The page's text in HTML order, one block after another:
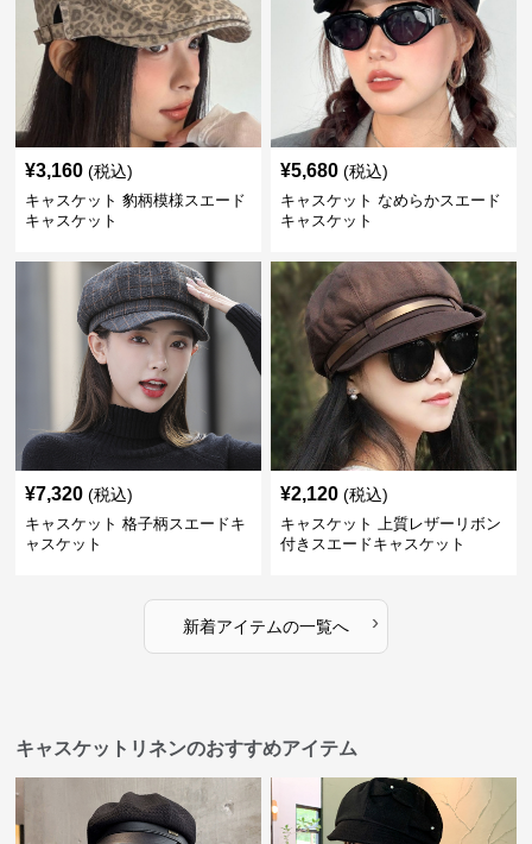
¥3,160 (税込)
キャスケット 豹柄模様スエード
キャスケット
¥5,680 (税込)
キャスケット なめらかスエード
キャスケット
¥7,320 (税込)
キャスケット 格子柄スエードキ
ャスケット
¥2,120 (税込)
キャスケット 上質レザーリボン
付きスエードキャスケット
新着アイテムの一覧へ ›
キャスケットリネンのおすすめアイテム